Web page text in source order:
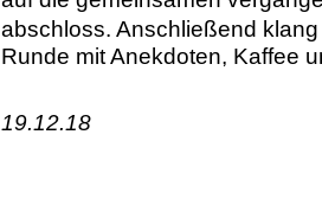
abschloss. Anschließend
Runde mit Anekdoten, Kaffee
19.12.18